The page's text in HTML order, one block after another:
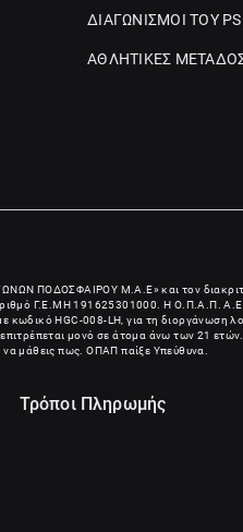
ΔΙΑΓΩΝΙΣΜΟΙ ΤΟΥ PS
ΑΘΛΗΤΙΚΕΣ
ΠΟΔΟΣΦΑΙΡΟΥ Μ.Α.Ε» και τον
Γ.Ε.ΜΗ191625301000
. Η Ο.Π.Α.Π. Α.Ε.
κωδικό HGC-008-LH, για τη διοργάνωση
μονό σε άτομα άνω των 21 ετών.
να μάθεις πως. ΟΠΑΠ παίξε Υπεύθυνα.
Τρόποι Πληρωμής